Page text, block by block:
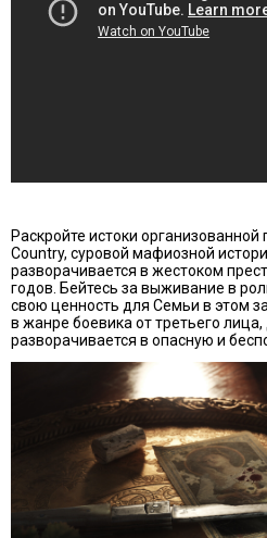
Раскройте истоки организованной
Country, суровой мафиозной
разворачивается в жестоком
годов. Бейтесь за выживание в
свою ценность для Семьи в этом
в жанре боевика от третьего лица,
разворачивается в опасную и